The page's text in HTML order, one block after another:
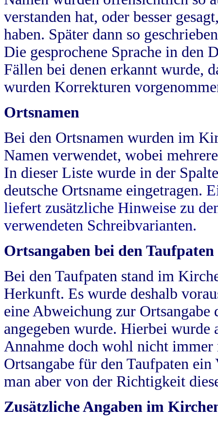
verstanden hat, oder besser
haben. Später dann so
Die gesprochene Sprache in
Fällen bei denen erkannt wurde,
wurden Korrekturen
Ortsnamen
Bei den Ortsnamen wurden im
Namen verwendet, wobei
In dieser Liste wurde in der
deutsche Ortsname eingetragen.
liefert zusätzliche Hinweise zu
verwendeten Schreibvarianten.
Ortsangaben bei den Taufpaten
Bei den Taufpaten stand im
Herkunft. Es wurde deshalb
eine Abweichung zur
angegeben wurde. Hierbei wurde
Annahme doch wohl nicht
Ortsangabe für den Taufpaten
man aber von der Richtigkeit
Zusätzliche Angaben im